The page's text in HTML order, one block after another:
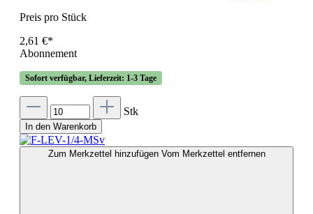
Preis pro Stück
2,61 €*
Abonnement
Sofort verfügbar, Lieferzeit: 1-3 Tage
Stk
In den Warenkorb
Zum Merkzettel hinzufügen Vom Merkzettel entfernen